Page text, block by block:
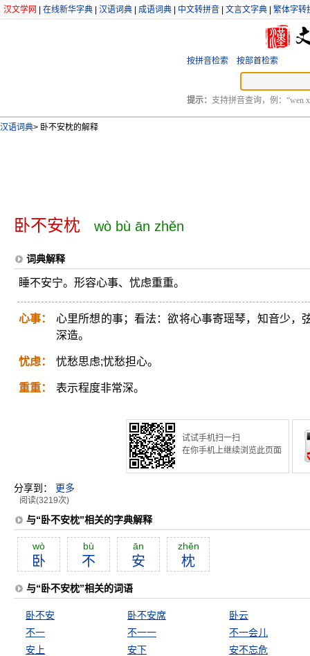
汉文学网 在线新华字典 汉语词典 成语词典 中文转拼音 文言文字典 繁体字转
按拼音检索 按部首检索
提示： 支持拼音查询，例：“wen
汉语词典> 卧不安枕的解释
卧不安枕 wò bù ān zhěn
词典解释
睡不安宁。形容心事、忧虑重重。
心事：
心里所想的事；看法：欲将心事寄瑶琴，知音少，
深造。
忧虑： 忧愁思虑;忧愁担心。
重重： 表示程度非常深。
试试手机扫一扫
在你手机上继续浏览此页面
分享到： 更多
阅读(3219次)
与“卧不安枕”相关的字典解释
wò
卧
bù
不
ān
安
zhĕn
枕
与“卧不安枕”相关的词语
卧不安 卧不安席
卧云
不一
不一一
不一会儿
安上
安下
安不忘危